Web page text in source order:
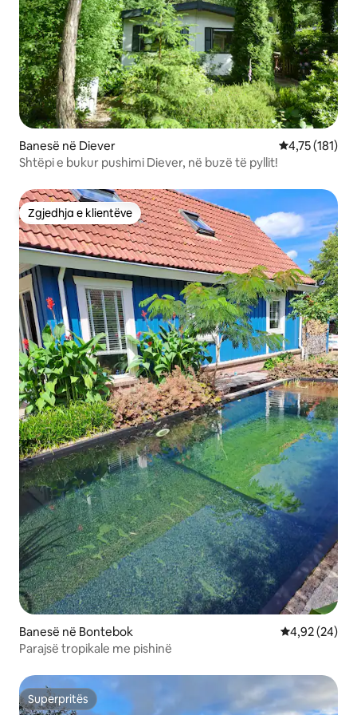
Banesë në Diever Vlerësimi
4,75 (181)
Shtëpi e bukur pushimi Diever, në buzë të pyllit!
Zgjedhja e klientëve
Zgjedhja e klientëve
Banesë në Bontebok Vlerësimi
4,92 (24)
Parajsë tropikale me pishinë
Superpritës
Superpritës